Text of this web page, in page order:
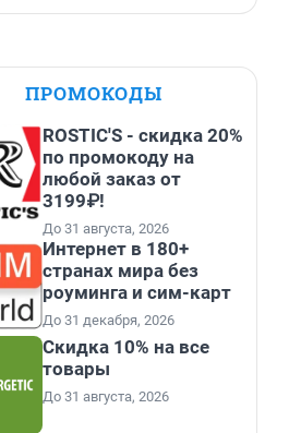
ПРОМОКОДЫ
ROSTIC'S - скидка 20%
по промокоду на
любой заказ от
3199₽!
До 31 августа, 2026
Интернет в 180+
странах мира без
роуминга и сим-карт
До 31 декабря, 2026
Скидка 10% на все
товары
До 31 августа, 2026